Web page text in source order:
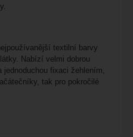
textilní barvy
Nabízí velmi dobrou
fixaci žehlením,
tak pro pokročilé